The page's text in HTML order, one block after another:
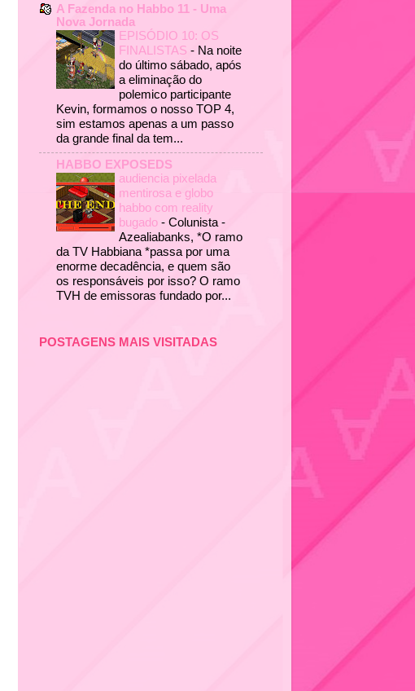
A Fazenda no Habbo 11 - Uma
Nova Jornada
EPISÓDIO 10: OS
FINALISTAS - Na noite
do último sábado, após
a eliminação do
polemico participante
Kevin, formamos o nosso TOP 4,
sim estamos apenas a um passo
da grande final da tem...
HABBO EXPOSEDS
audiencia pixelada
mentirosa e globo
habbo com reality
bugado - Colunista -
Azealiabanks, *O ramo
da TV Habbiana *passa por uma
enorme decadência, e quem são
os responsáveis por isso? O ramo
TVH de emissoras fundado por...
POSTAGENS MAIS VISITADAS